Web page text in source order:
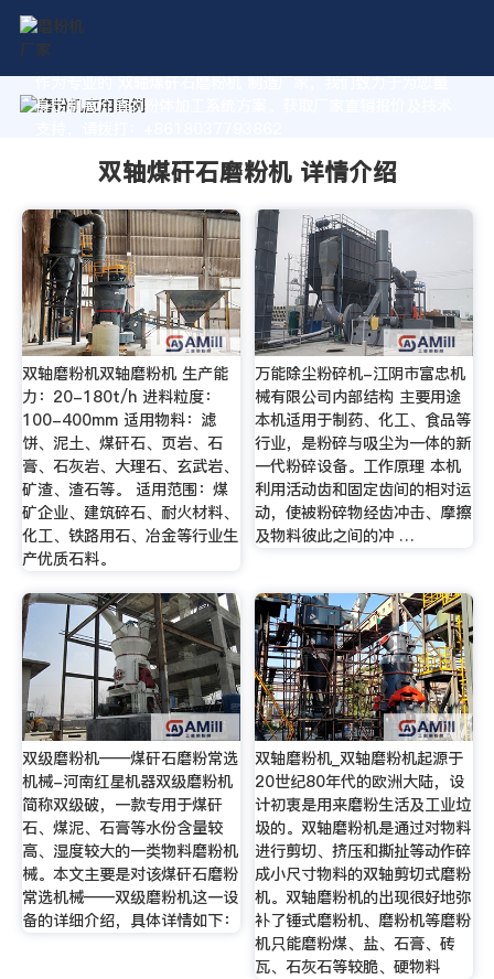
作为专业的 双轴煤矸石磨粉机 制造厂家，我们致力于为您量
身定制高价值的粉体加工系统方案。获取厂家直销报价及技术
双轴煤矸石磨粉机 详情介绍
双轴磨粉机双轴磨粉机 生产能
力：20-180t/h 进料粒度：
100-400mm 适用物料：滤
饼、泥土、煤矸石、页岩、石
膏、石灰岩、大理石、玄武岩、
矿渣、渣石等。 适用范围：煤
矿企业、建筑碎石、耐火材料、
化工、铁路用石、冶金等行业生
产优质石料。
万能除尘粉碎机-江阴市富忠机
械有限公司内部结构 主要用途
本机适用于制药、化工、食品等
行业，是粉碎与吸尘为一体的新
一代粉碎设备。工作原理 本机
利用活动齿和固定齿间的相对运
动，使被粉碎物经齿冲击、摩擦
及物料彼此之间的冲 …
双级磨粉机——煤矸石磨粉常选
机械-河南红星机器双级磨粉机
简称双级破，一款专用于煤矸
石、煤泥、石膏等水份含量较
高、湿度较大的一类物料磨粉机
械。本文主要是对该煤矸石磨粉
常选机械——双级磨粉机这一设
备的详细介绍，具体详情如下：
双轴磨粉机_双轴磨粉机起源于
20世纪80年代的欧洲大陆，设
计初衷是用来磨粉生活及工业垃
圾的。双轴磨粉机是通过对物料
进行剪切、挤压和撕扯等动作碎
成小尺寸物料的双轴剪切式磨粉
机。双轴磨粉机的出现很好地弥
补了锤式磨粉机、磨粉机等磨粉
机只能磨粉煤、盐、石膏、砖
瓦、石灰石等较脆、硬物料